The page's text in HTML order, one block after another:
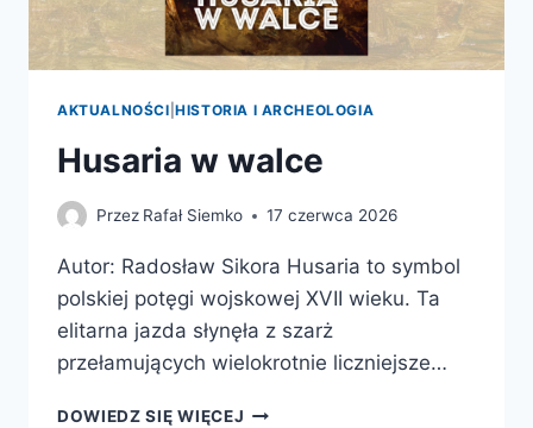
AKTUALNOŚCI |HISTORIA I ARCHEOLOGIA
Husaria w walce
Przez Rafał Siemko 17 czerwca 2026
Autor: Radosław Sikora Husaria to symbol
polskiej potęgi wojskowej XVII wieku. Ta
elitarna jazda słynęła z szarż
przełamujących wielokrotnie liczniejsze…
DOWIEDZ SIĘ WIĘCEJ HUSARIA